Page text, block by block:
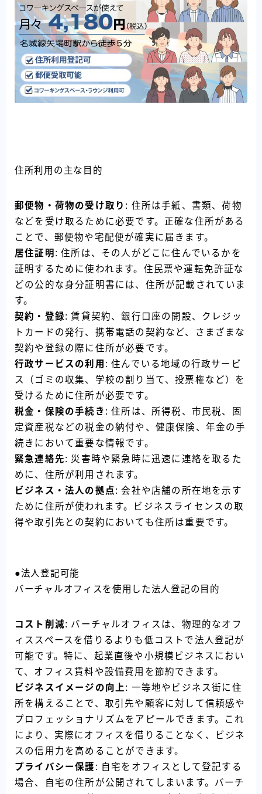
住所利用の主な目的
郵便物・荷物の受け取り : 住所は手紙、書類、荷物
などを受け取るために必要です。正確な住所がある
ことで、郵便物や宅配便が確実に届きます。
居住証明 : 住所は、その人がどこに住んでいるかを
証明するために使われます。住民票や運転免許証な
どの公的な身分証明書には、住所が記載されていま
す。
契約・登録: 賃貸契約、銀行口座の開設、クレジッ
トカードの発行、携帯電話の契約など、さまざまな
契約や登録の際に住所が必要です。
行政サービスの利用 : 住んでいる地域の行政サービ
ス（ゴミの収集、学校の割り当て、投票権など）を
受けるために住所が必要です。
税金・保険の手続き : 住所は、所得税、市民税、固
定資産税などの税金の納付や、健康保険、年金の手
続きにおいて重要な情報です。
緊急連絡先: 災害時や緊急時に迅速に連絡を取るた
めに、住所が利用されます。
ビジネス・法人の拠点: 会社や店舗の所在地を示す
ために住所が使われます。ビジネスライセンスの取
得や取引先との契約においても住所は重要です。
●法人登記可能
バーチャルオフィスを使用した法人登記の目的
コスト削減: バーチャルオフィスは、物理的なオフ
ィススペースを借りるよりも低コストで法人登記が
可能です。特に、起業直後や小規模ビジネスにおい
て、オフィス賃料や設備費用を節約できます。
ビジネスイメージの向上 : 一等地やビジネス街に住
所を構えることで、取引先や顧客に対して信頼感や
プロフェッショナリズムをアピールできます。これ
により、実際にオフィスを借りることなく、ビジネ
スの信用力を高めることができます。
プライバシー保護 : 自宅をオフィスとして登記する
場合、自宅の住所が公開されてしまいます。バーチ